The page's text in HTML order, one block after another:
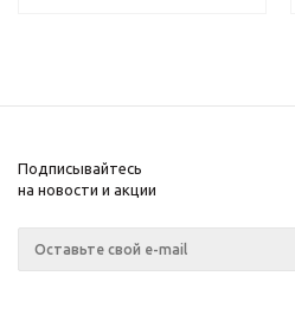
Подписывайтесь
на новости и акции